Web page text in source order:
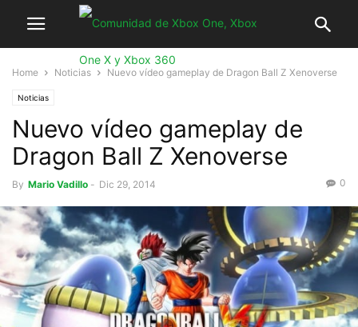
Home Noticias Nuevo vídeo gameplay de Dragon Ball Z Xenoverse
Noticias
Nuevo vídeo gameplay de
Dragon Ball Z Xenoverse
By Mario Vadillo - Dic 29, 2014 0